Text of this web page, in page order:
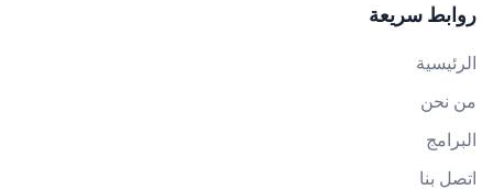
روابط سريعة
الرئيسية
من نحن
البرامج
اتصل بنا